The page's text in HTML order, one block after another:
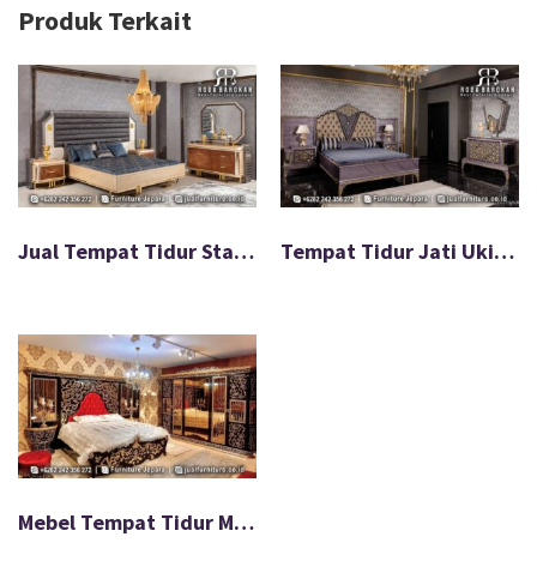
Produk Terkait
Jual Tempat Tidur Stainless Mewah Ekslusif FS-102 Tempat Tidur Jati Ukir Mewah Natural Gold FS-103
Mebel Tempat Tidur Mewah Blacky Gold Terbaru FS-110